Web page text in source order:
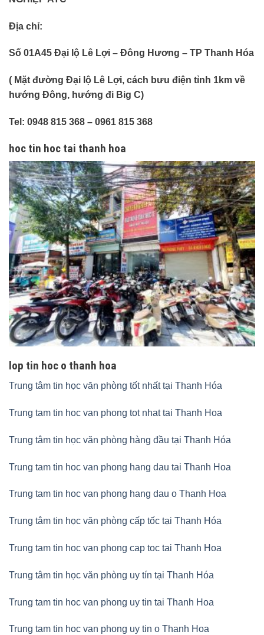
Địa chỉ:
Số 01A45 Đại lộ Lê Lợi – Đông Hương – TP Thanh Hóa
( Mặt đường Đại lộ Lê Lợi, cách bưu điện tỉnh 1km về
hướng Đông, hướng đi Big C)
Tel: 0948 815 368 – 0961 815 368
hoc tin hoc tai thanh hoa
lop tin hoc o thanh hoa
Trung tâm tin học văn phòng tốt nhất tại Thanh Hóa
Trung tam tin hoc van phong tot nhat tai Thanh Hoa
Trung tâm tin học văn phòng hàng đầu tại Thanh Hóa
Trung tam tin hoc van phong hang dau tai Thanh Hoa
Trung tam tin hoc van phong hang dau o Thanh Hoa
Trung tâm tin học văn phòng cấp tốc tại Thanh Hóa
Trung tam tin hoc van phong cap toc tai Thanh Hoa
Trung tâm tin học văn phòng uy tín tại Thanh Hóa
Trung tam tin hoc van phong uy tin tai Thanh Hoa
Trung tam tin hoc van phong uy tin o Thanh Hoa